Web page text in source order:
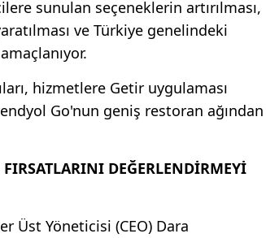
sunulan seçeneklerin artırılması,
ve Türkiye genelindeki
hizmetlere Getir uygulaması
Go'nun geniş restoran ağından
DEĞERLENDİRMEYİ
Üst Yöneticisi (CEO) Dara